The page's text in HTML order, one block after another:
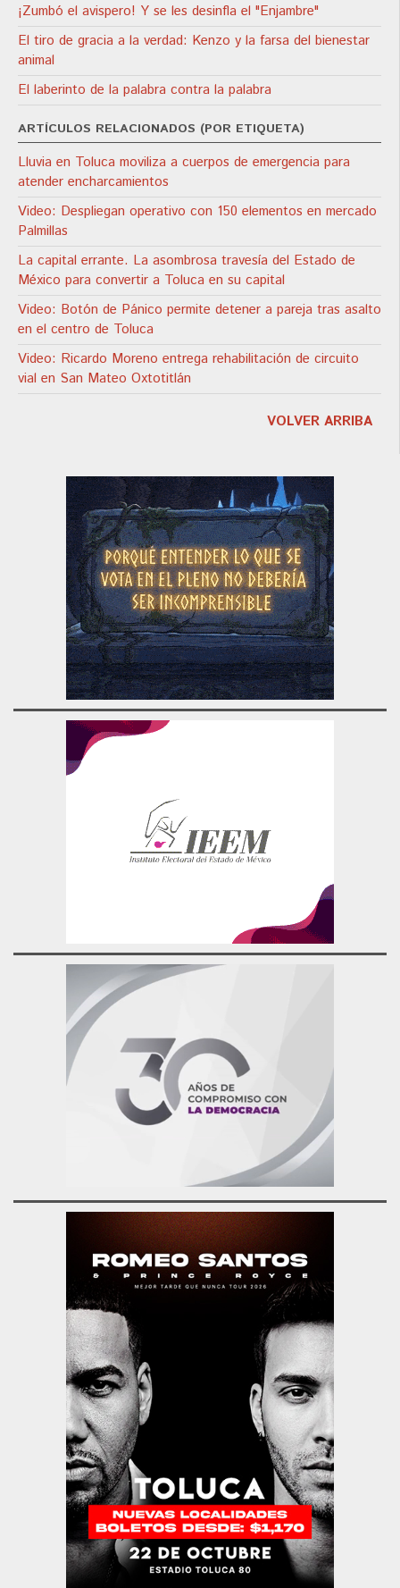
¡Zumbó el avispero! Y se les desinfla el "Enjambre"
El tiro de gracia a la verdad: Kenzo y la farsa del bienestar
animal
El laberinto de la palabra contra la palabra
ARTÍCULOS RELACIONADOS (POR ETIQUETA)
Lluvia en Toluca moviliza a cuerpos de emergencia para
atender encharcamientos
Video: Despliegan operativo con 150 elementos en mercado
Palmillas
La capital errante. La asombrosa travesía del Estado de
México para convertir a Toluca en su capital
Video: Botón de Pánico permite detener a pareja tras asalto
en el centro de Toluca
Video: Ricardo Moreno entrega rehabilitación de circuito
vial en San Mateo Oxtotitlán
VOLVER ARRIBA